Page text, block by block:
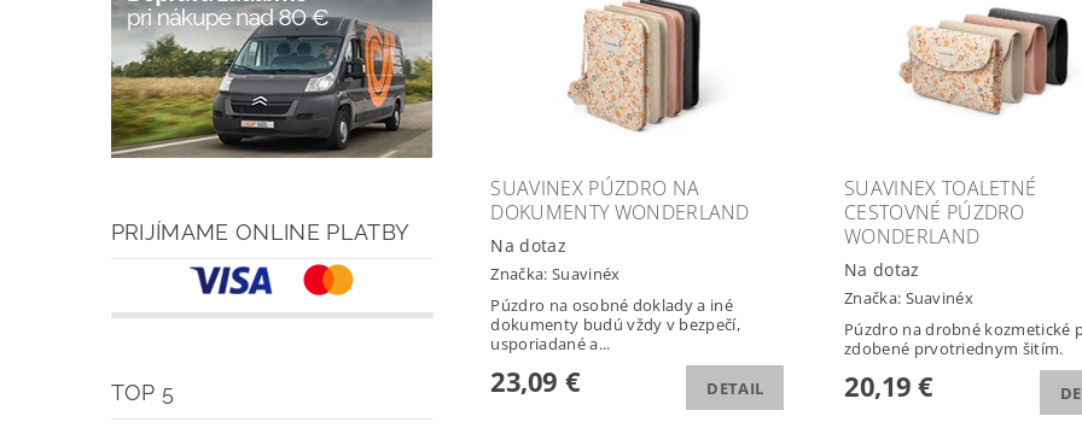
PRIJÍMAME ONLINE PLATBY
TOP 5
SUAVINEX PÚZDRO NA
DOKUMENTY WONDERLAND
Na dotaz
Značka: Suavinéx
Púzdro na osobné doklady a iné
dokumenty budú vždy v bezpečí,
usporiadané a...
23,09 € DETAIL
SUAVINEX TOALETNÉ
CESTOVNÉ PÚZDRO
WONDERLAND
Na dotaz
Značka: Suavinéx
Púzdro na drobné kozmetické
zdobené prvotriednym šitím.
20,19 €